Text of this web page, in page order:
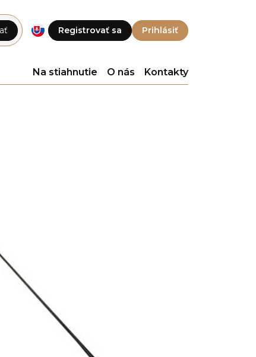
Registrovať sa Prihlásiť
Na stiahnutie O nás Kontakty